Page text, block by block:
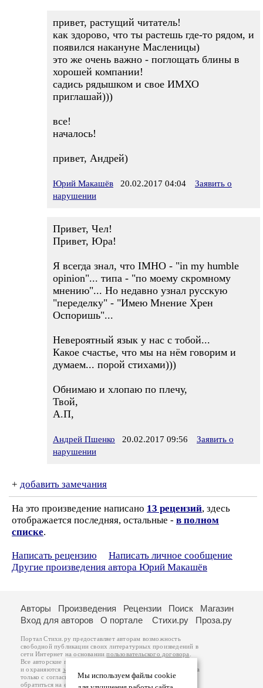
привет, растущий читатель!
как здорово, что ты растешь где-то рядом, и
появился накануне Масленицы)
это же очень важно - поглощать блины в
хорошей компании!
садись рядышком и свое ИМХО
приглашай)))
все!
началось!
привет, Андрей)
Юрий Макашёв 20.02.2017 04:04
Заявить о
нарушении
Привет, Чел!
Привет, Юра!
Я всегда знал, что IMHO - "in my humble
opinion"... типа - "по моему скромному
мнению"... Но недавно узнал русскую
"переделку" - "Имею Мнение Хрен
Оспоришь"...
Невероятный язык у нас с тобой...
Какое счастье, что мы на нём говорим и
думаем... порой стихами)))
Обнимаю и хлопаю по плечу,
Твой,
А.П,
Андрей Пшенко 20.02.2017 09:56
Заявить о
нарушении
+ добавить замечания
На это произведение написано 13 рецензий, здесь
отображается последняя, остальные - в полном
списке.
Написать рецензию
Написать личное сообщение
Другие произведения автора Юрий Макашёв
Мы используем файлы cookie
Авторы Произведения Рецензии Поиск
Магазин
Вход для авторов
О портале Стихи.ру Проза.ру
Портал Стихи.ру предоставляет авторам возможность
свободной публикации своих литературных произведений в
сети Интернет на основаниипользовательского договора
Все авторские права на произведения принадлежат авторам
и охраняются законом
. Перепечатка произведений возможна
только с согласия его автора, к которому вы можете
обратиться на его авторской странице. Ответственность за